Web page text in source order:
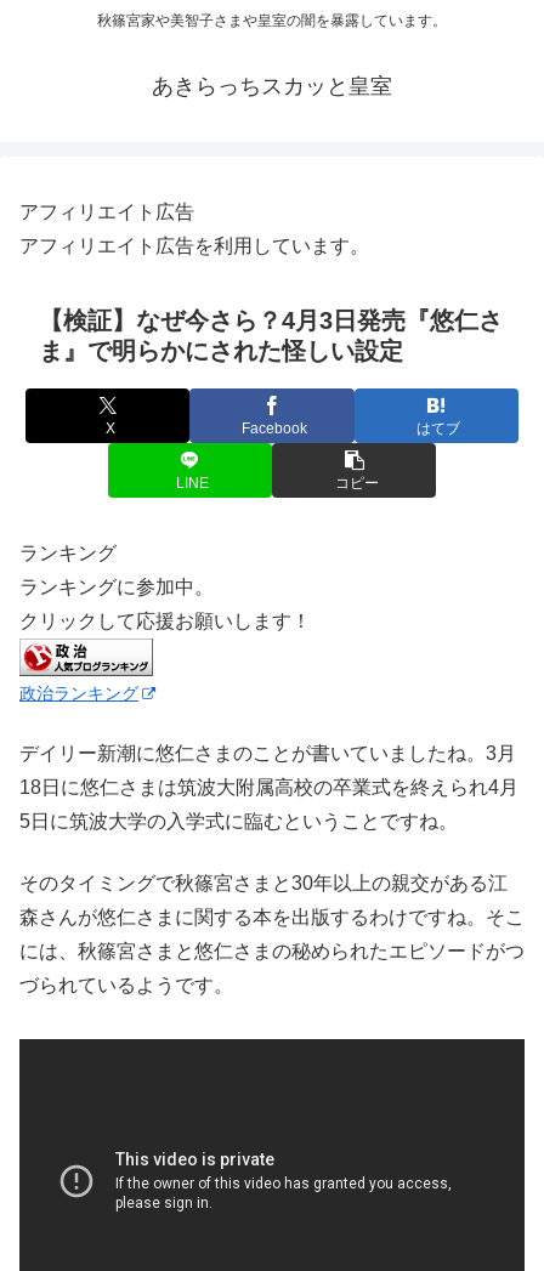
秋篠宮家や美智子さまや皇室の闇を暴露しています。
あきらっちスカッと皇室
アフィリエイト広告
アフィリエイト広告を利用しています。
【検証】なぜ今さら？4月3日発売『悠仁さ
ま』で明らかにされた怪しい設定
X Facebook はてブ
LINE コピー
ランキング
ランキングに参加中。
クリックして応援お願いします！
政治ランキング
デイリー新潮に悠仁さまのことが書いていましたね。3月
18日に悠仁さまは筑波大附属高校の卒業式を終えられ4月
5日に筑波大学の入学式に臨むということですね。
そのタイミングで秋篠宮さまと30年以上の親交がある江
森さんが悠仁さまに関する本を出版するわけですね。そこ
には、秋篠宮さまと悠仁さまの秘められたエピソードがつ
づられているようです。